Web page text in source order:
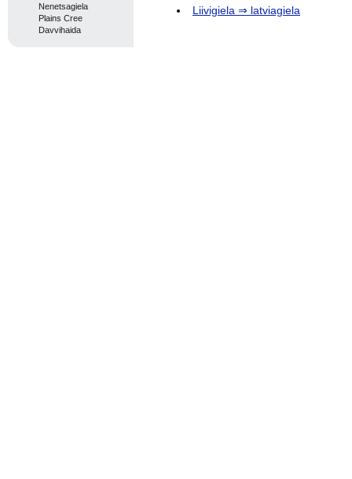
Nenetsagiela
Plains Cree
Davvihaida
Liivigiela ⇒ latviagiela